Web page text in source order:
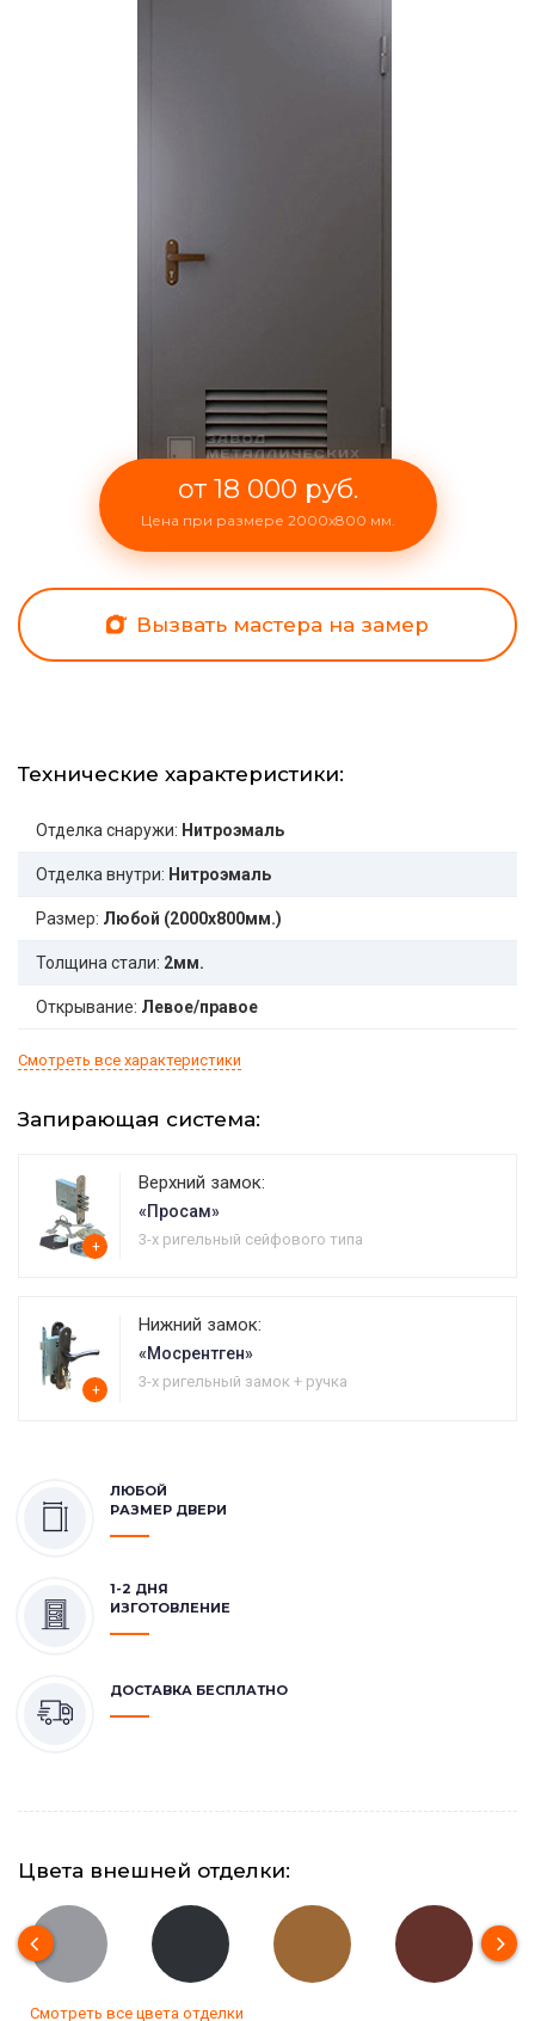
от 18 000 руб.
Цена при размере 2000x800 мм.
Вызвать мастера на замер
Технические характеристики:
Отделка снаружи: Нитроэмаль
Отделка внутри: Нитроэмаль
Размер: Любой (2000x800мм.)
Толщина стали: 2мм.
Открывание: Левое/правое
Смотреть все характеристики
Запирающая система:
+
Верхний замок:
«Просам»
3-х ригельный сейфового типа
+
Нижний замок:
«Мосрентген»
3-х ригельный замок + ручка
ЛЮБОЙ
РАЗМЕР ДВЕРИ
1-2 ДНЯ
ИЗГОТОВЛЕНИЕ
ДОСТАВКА БЕСПЛАТНО
Цвета внешней отделки:
Смотреть все цвета отделки